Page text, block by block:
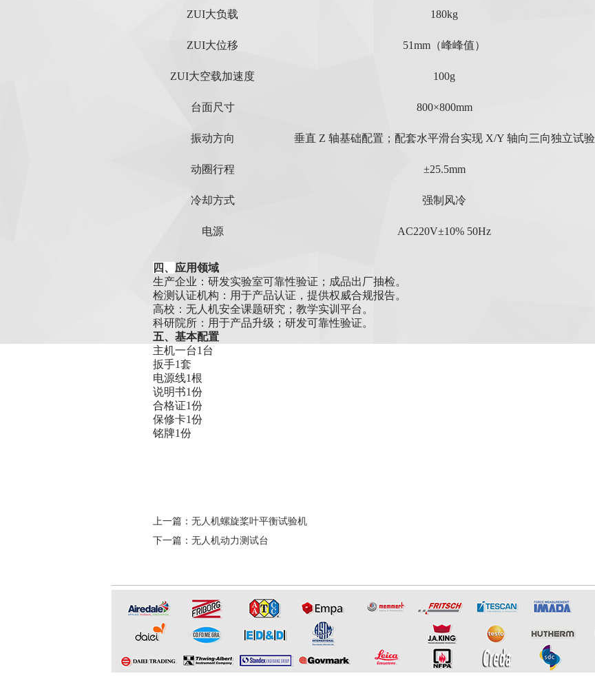
ZUI大负载 180kg
ZUI大位移 51mm（峰峰值）
ZUI大空载加速度 100g
台面尺寸 800×800mm
振动方向 垂直 Z 轴基础配置；配套水平滑台实现 X/Y 轴向三向独立试验
动圈行程 ±25.5mm
冷却方式 强制风冷
电源 AC220V±10% 50Hz
四、 应用领域
生产企业：研发实验室可靠性验证；成品出厂抽检。
检测认证机构： 用于产品认证，提供权威合规报告。
高校：无人机安全课题研究；教学实训平台。
科研院所：用于产品升级； 研发可靠性验证。
五、基本配置
主机一台1台
扳手1套
电源线1根
说明书1份
合格证1份
保修卡1份
铭牌1份
上一篇： 无人机螺旋桨叶平衡试验机
下一篇： 无人机动力测试台